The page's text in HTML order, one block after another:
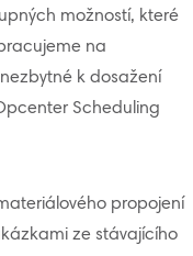
možností, které
na
k dosažení
Scheduling
propojení
ze stávajícího